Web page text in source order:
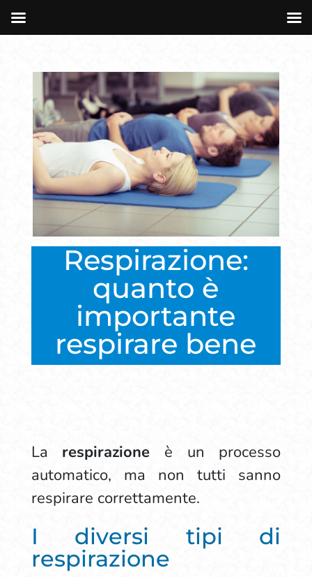
Respirazione:
quanto è
importante
respirare bene
La respirazione è un processo
automatico, ma non tutti sanno
respirare correttamente.
I diversi tipi di
respirazione